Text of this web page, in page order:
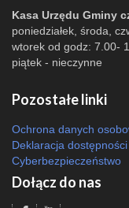
Kasa Urzędu Gminy
poniedziałek, środa,
wtorek od godz: 7.00-
piątek - nieczynne
Pozostałe linki
Ochrona danych
Deklaracja dostępności
Cyberbezpieczeństwo
Dołącz do nas